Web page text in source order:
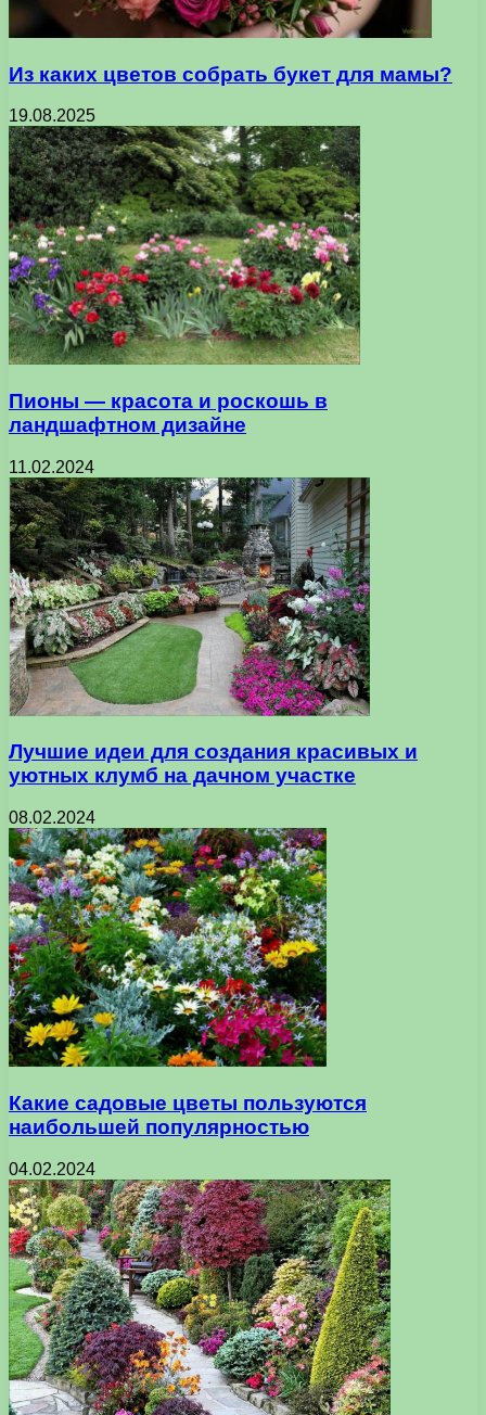
Из каких цветов собрать букет для мамы?
19.08.2025
Пионы — красота и роскошь в
ландшафтном дизайне
11.02.2024
Лучшие идеи для создания красивых и
уютных клумб на дачном участке
08.02.2024
Какие садовые цветы пользуются
наибольшей популярностью
04.02.2024